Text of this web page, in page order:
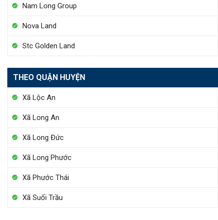
Nam Long Group
Nova Land
Stc Golden Land
THEO QUẬN HUYỆN
Xã Lộc An
Xã Long An
Xã Long Đức
Xã Long Phước
Xã Phước Thái
Xã Suối Trầu